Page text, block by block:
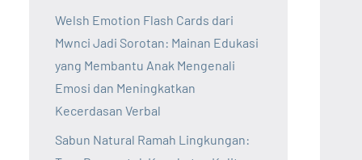
Welsh Emotion Flash Cards dari
Mwnci Jadi Sorotan: Mainan Edukasi
yang Membantu Anak Mengenali
Emosi dan Meningkatkan
Kecerdasan Verbal
Sabun Natural Ramah Lingkungan: